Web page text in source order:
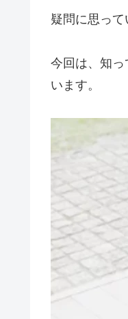
疑問に思って
今回は、知
います。